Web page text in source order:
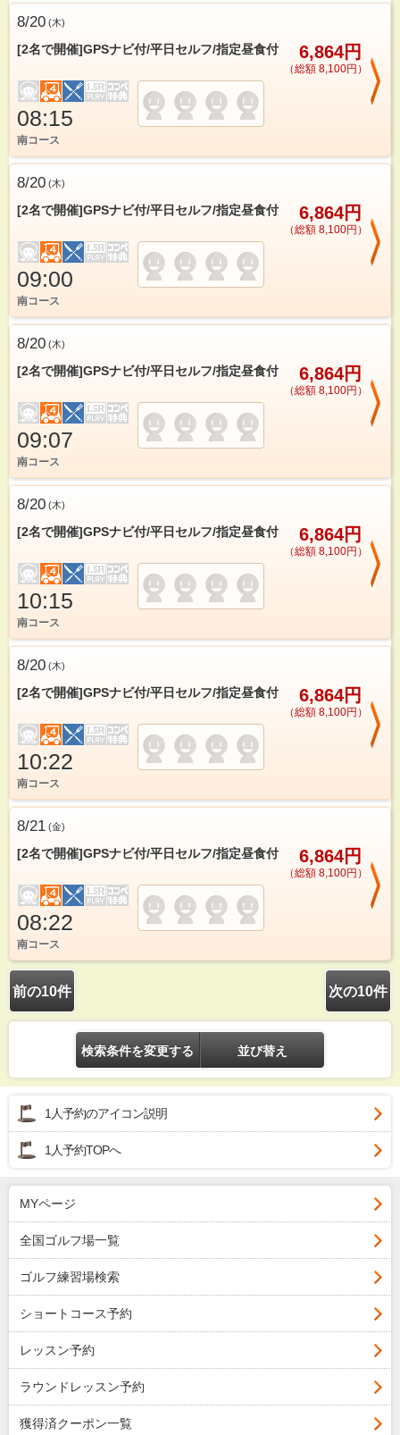
8/20 (木)
[2名で開催]GPSナビ付/平日セルフ/指定昼食付 6,864円
（総額 8,100円）
08:15
南コース
8/20 (木)
[2名で開催]GPSナビ付/平日セルフ/指定昼食付 6,864円
（総額 8,100円）
09:00
南コース
8/20 (木)
[2名で開催]GPSナビ付/平日セルフ/指定昼食付 6,864円
（総額 8,100円）
09:07
南コース
8/20 (木)
[2名で開催]GPSナビ付/平日セルフ/指定昼食付 6,864円
（総額 8,100円）
10:15
南コース
8/20 (木)
[2名で開催]GPSナビ付/平日セルフ/指定昼食付 6,864円
（総額 8,100円）
10:22
南コース
8/21 (金)
[2名で開催]GPSナビ付/平日セルフ/指定昼食付 6,864円
（総額 8,100円）
08:22
南コース
前の10件 次の10件
検索条件を変更する 並び替え
1人予約のアイコン説明
1人予約TOPへ
MYページ
全国ゴルフ場一覧
ゴルフ練習場検索
ショートコース予約
レッスン予約
ラウンドレッスン予約
獲得済クーポン一覧